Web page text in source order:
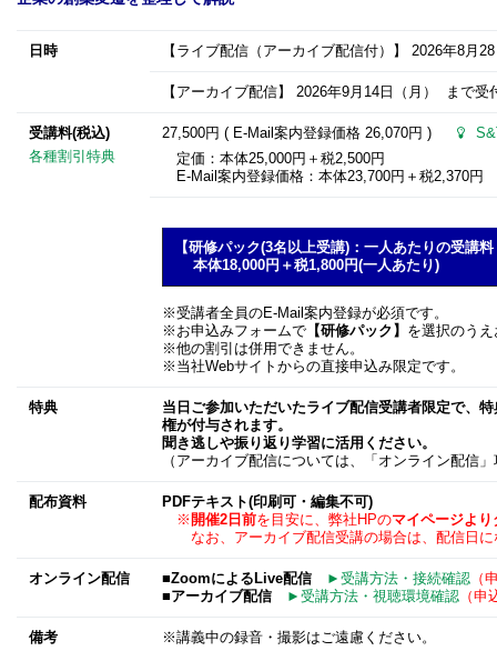
日時 【ライブ配信（アーカイブ配信付）】 2026年8月28
【アーカイブ配信】 2026年9月14日 （月） まで受
受講料(税込)
各種割引特典
27,500円 ( E-Mail案内登録価格 26,070円 )
定価：本体25,000円＋税2,500円
E-Mail案内登録価格：本体23,700円＋税2,370円
【研修パック(3名以上受講)：一人あたりの受講
本体18,000円＋税1,800円(一人あたり)
※受講者全員のE-Mail案内登録が必須です。
※お申込みフォームで【研修パック】
を選択のう
※他の割引は併用できません。
※当社Webサイトからの直接申込み限定です。
特典
当日ご参加いただいたライブ配信受講者限定で、
権が付与されます。
聞き逃しや振り返り学習に活用ください。
（アーカイブ配信については、「オンライン配信
配布資料
PDFテキスト(印刷可・編集不可)
※ 開催2日前を目安に、弊社HPのマイページより
なお、アーカイブ配信受講の場合は、配信日に
オンライン配信 ■ZoomによるLive配信 ►受講方法・接続確認（
■アーカイブ配信
►受講方法・視聴環境確認（申
備考 ※講義中の録音・撮影はご遠慮ください。